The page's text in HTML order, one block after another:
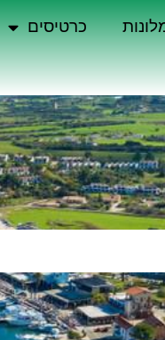
כרטיסים